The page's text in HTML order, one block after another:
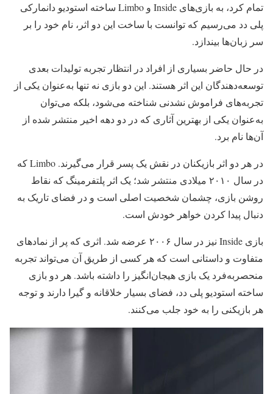
تمام کرد، به بازی‌های Inside و Limbo ساخته استودیو دانمارکی
پلی دد می‌رسیم که توانست با ساخت این دو اثر، نام خود را بر
سر زبان‌ها بیندازد.
در حال حاضر بسیاری از افراد در انتظار تجربه تولیدات بعدی
توسعه‌دهندگان این اثر هستند. این دو بازی نه تنها به‌عنوان یکی از
تجربه‌های فراموش نشدنی شناخته می‌شود، بلکه می‌توان
به‌عنوان یکی از بهترین آثاری که در دو دهه اخیر منتشر شده از
آن‌ها نام برد.
در هر دو اثر بازیکنان در نقش یک پسر قرار می‌گیرند. Limbo که
در سال ۲۰۱۰ میلادی منتشر شد؛ یک اثر پلتفرمینگ که نقاط
روشن بازی، چشمان شخصیت اصلی است و در فضای تاریک به
دنبال پیدا کردن خواهر خودش است.
بازی Inside نیز در سال ۲۰۰۶ عرضه شد. اثری که پر از نمادهای
متفاوت و داستانی است که هر کسی از طریق آن می‌تواند تجربه‌
منحصربه‌فرد یک بازی هیجان‌انگیز را داشته باشد. هر دو بازی
ساخته استودیو پلی دد، فضای بسیار خلاقانه و گیرا دارند و توجه
هر بازیکنی را به خود جلب می‌کنند.